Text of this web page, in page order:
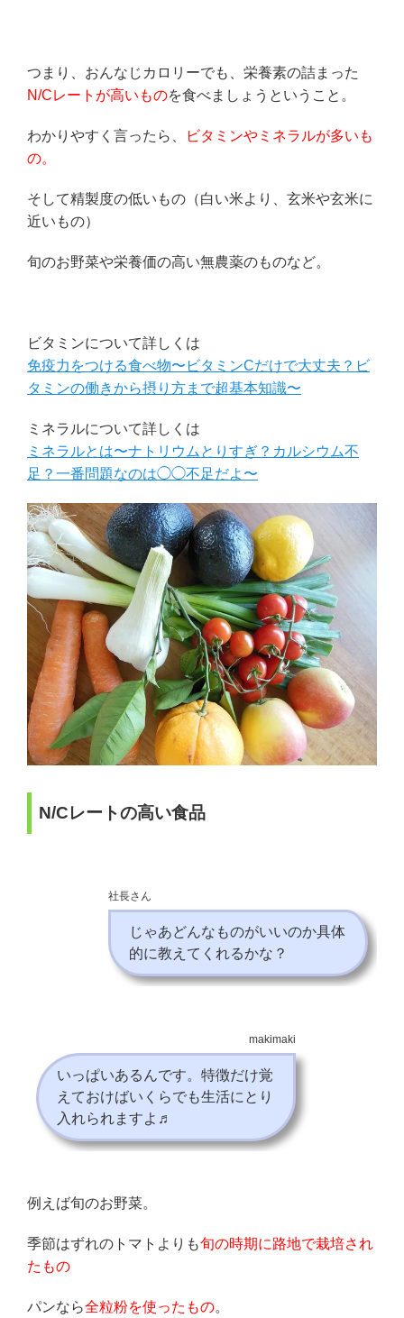
つまり、おんなじカロリーでも、栄養素の詰まった
N/Cレートが高いものを食べましょうということ。
わかりやすく言ったら、
ビタミンやミネラルが多いも
の。
そして精製度の低いもの（白い米より、玄米や玄米に
近いもの）
旬のお野菜や栄養価の高い無農薬のものなど。
ビタミンについて詳しくは
免疫力をつける食べ物〜ビタミンCだけで大丈夫？ビ
タミンの働きから摂り方まで超基本知識〜
ミネラルについて詳しくは
ミネラルとは〜ナトリウムとりすぎ？カルシウム不
足？一番問題なのは◯◯不足だよ〜
N/Cレートの高い食品
社長さん
じゃあどんなものがいいのか具体
的に教えてくれるかな？
makimaki
いっぱいあるんです。特徴だけ覚
えておけばいくらでも生活にとり
入れられますよ♬
例えば旬のお野菜。
季節はずれのトマトよりも旬の時期に路地で栽培され
たもの
パンなら全粒粉を使ったもの。